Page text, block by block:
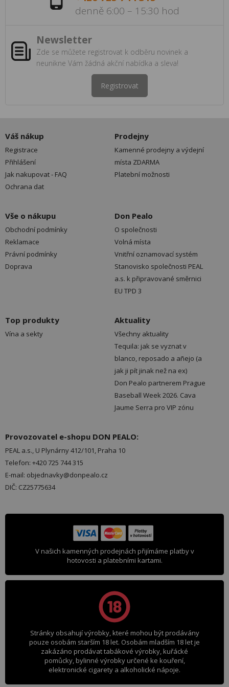
denně 6:00 – 15:30 hod
Newsletter
Zde se můžete registrovat k odběru novinek a
neunikne Vám žádná akční nabídka a sleva!
Registrovat
Váš nákup
Registrace
Přihlášení
Jak nakupovat - FAQ
Ochrana dat
Prodejny
Kamenné prodejny a výdejní
místa ZDARMA
Platební možnosti
Vše o nákupu
Obchodní podmínky
Reklamace
Právní podmínky
Doprava
Don Pealo
O společnosti
Volná místa
Vnitřní oznamovací systém
Stanovisko společnosti PEAL
a.s. k připravované směrnici
EU TPD 3
Top produkty
Vína a sekty
Aktuality
Všechny aktuality
Tequila: jak se vyznat v
blanco, reposado a añejo (a
jak ji pít jinak než na ex)
Don Pealo partnerem Prague
Baseball Week 2026. Cava
Jaume Serra pro VIP zónu
Provozovatel e-shopu DON PEALO:
PEAL a.s., U Plynárny 412/101, Praha 10
Telefon: +420 725 744 315
E-mail: objednavky@donpealo.cz
DIČ: CZ25775634
V našich kamenných prodejnách přijímáme platby v
hotovosti a platebními kartami.
Stránky obsahují výrobky, které mohou být prodávány
pouze osobám starším 18 let. Osobám mladším 18 let je
zakázáno prodávat tabákové výrobky, kuřácké
pomůcky, bylinné výrobky určené ke kouření,
elektronické cigarety a alkoholické nápoje.